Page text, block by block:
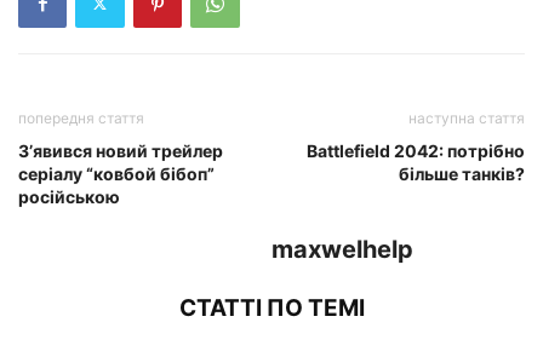
попередня стаття
З’явився новий трейлер
серіалу “ковбой бібоп”
російською
наступна стаття
Battlefield 2042: потрібно
більше танків?
maxwelhelp
СТАТТІ ПО ТЕМІ